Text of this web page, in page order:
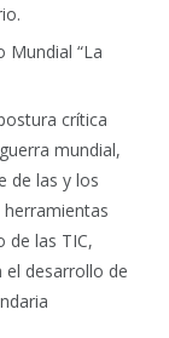
Mundial “La
crítica
mundial,
de las y los
de las TIC,
desarrollo de